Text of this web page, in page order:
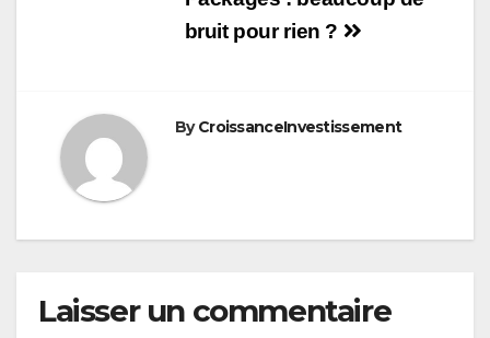
bruit pour rien ?
ByCroissanceInvestissement
Laisser un commentaire